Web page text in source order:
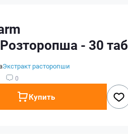
- 30 таб
Экстракт расторопши
0
Купить